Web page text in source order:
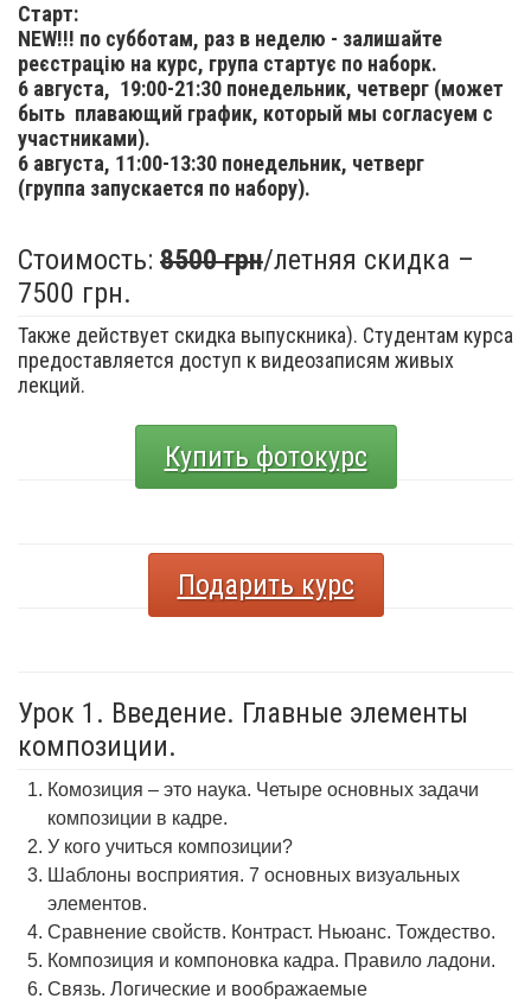
Старт:
NEW!!! по субботам, раз в неделю - залишайте
реєстрацію на курс, група стартує по наборк.
6 августа, 19:00-21:30 понедельник, четверг (может
быть плавающий график, который мы согласуем с
участниками).
6 августа, 11:00-13:30 понедельник, четверг
(группа запускается по набору).
Стоимость: 8500 грн/летняя скидка –
7500 грн.
Также действует скидка выпускника). Студентам курса
предоставляется доступ к видеозаписям живых
лекций.
Купить фотокурс
Подарить курс
Урок 1. Введение. Главные элементы
композиции.
Комозиция – это наука. Четыре основных задачи
композиции в кадре.
У кого учиться композиции?
Шаблоны восприятия. 7 основных визуальных
элементов.
Сравнение свойств. Контраст. Ньюанс. Тождество.
Композиция и компоновка кадра. Правило ладони.
Связь. Логические и воображаемые